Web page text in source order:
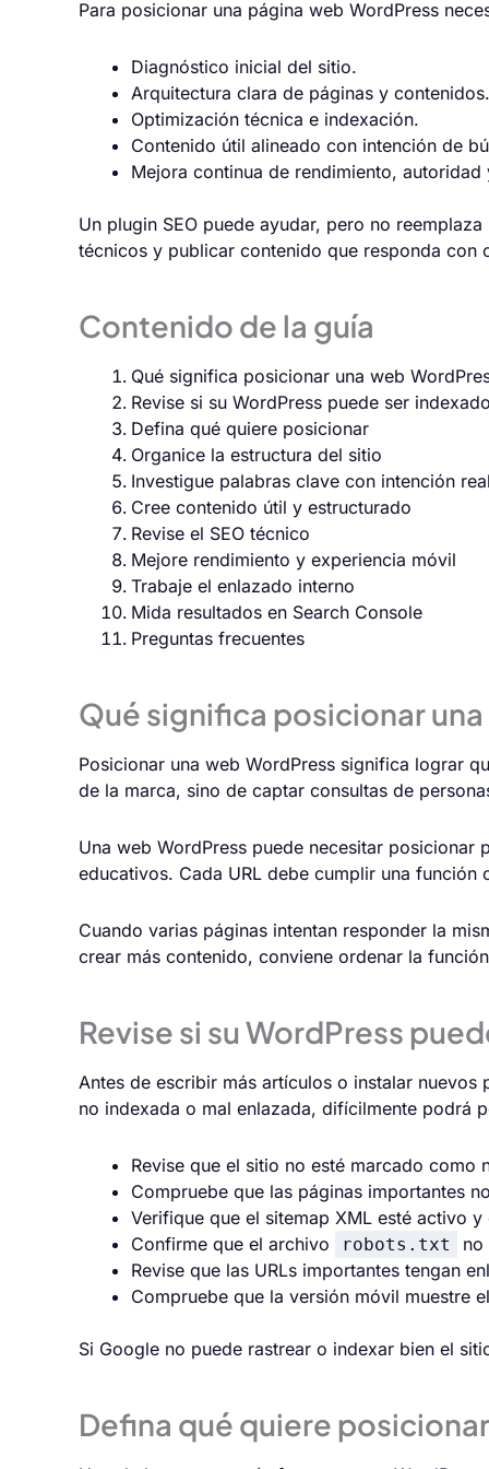
Para posicionar una página web WordPress
Diagnóstico inicial del sitio.
Arquitectura clara de páginas y contenidos.
Optimización técnica e indexación.
Contenido útil alineado con intención de
Mejora continua de rendimiento, autoridad
Un plugin SEO puede ayudar, pero no
técnicos y publicar contenido que responda con
Contenido de la guía
Qué significa posicionar una web
Revise si su WordPress puede ser
Defina qué quiere posicionar
Organice la estructura del sitio
Investigue palabras clave con intención
Cree contenido útil y estructurado
Revise el SEO técnico
Mejore rendimiento y experiencia móvil
Trabaje el enlazado interno
Mida resultados en Search Console
Preguntas frecuentes
Qué significa posicionar
Posicionar una web WordPress significa lograr
de la marca, sino de captar consultas de
Una web WordPress puede necesitar
educativos. Cada URL debe cumplir una función
Cuando varias páginas intentan responder la
crear más contenido, conviene ordenar la
Revise si su WordPress
Antes de escribir más artículos o instalar
no indexada o mal enlazada, difícilmente podrá
Revise que el sitio no esté marcado como
Compruebe que las páginas importantes
Verifique que el sitemap XML esté activo
Confirme que el archivo
robots.txt
no
Revise que las URLs importantes tengan
Compruebe que la versión móvil muestre
Si Google no puede rastrear o indexar bien el
Defina qué quiere